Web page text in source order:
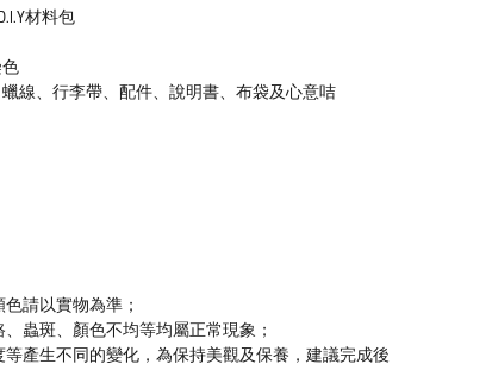
材料包
線、行李帶、配件、說明書、布袋及心意咭
請以實物為準；
蟲斑、顏色不均等均屬正常現象；
等產生不同的變化，為保持美觀及保養，建議完成後